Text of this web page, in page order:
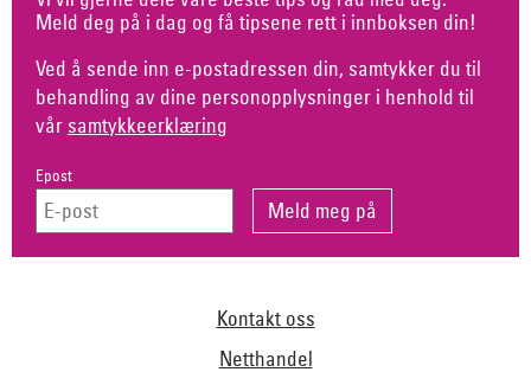
Meld deg på i dag og få tipsene rett i innboksen din!
Ved å sende inn e-postadressen din, samtykker du til
behandling av dine personopplysninger i henhold til
vår samtykkeerklæring
Epost
Kontakt oss
Netthandel